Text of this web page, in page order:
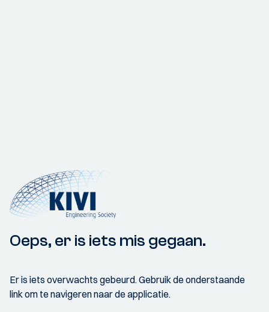
Oeps, er is iets mis gegaan.
Er is iets overwachts gebeurd. Gebruik de onderstaande
link om te navigeren naar de applicatie.